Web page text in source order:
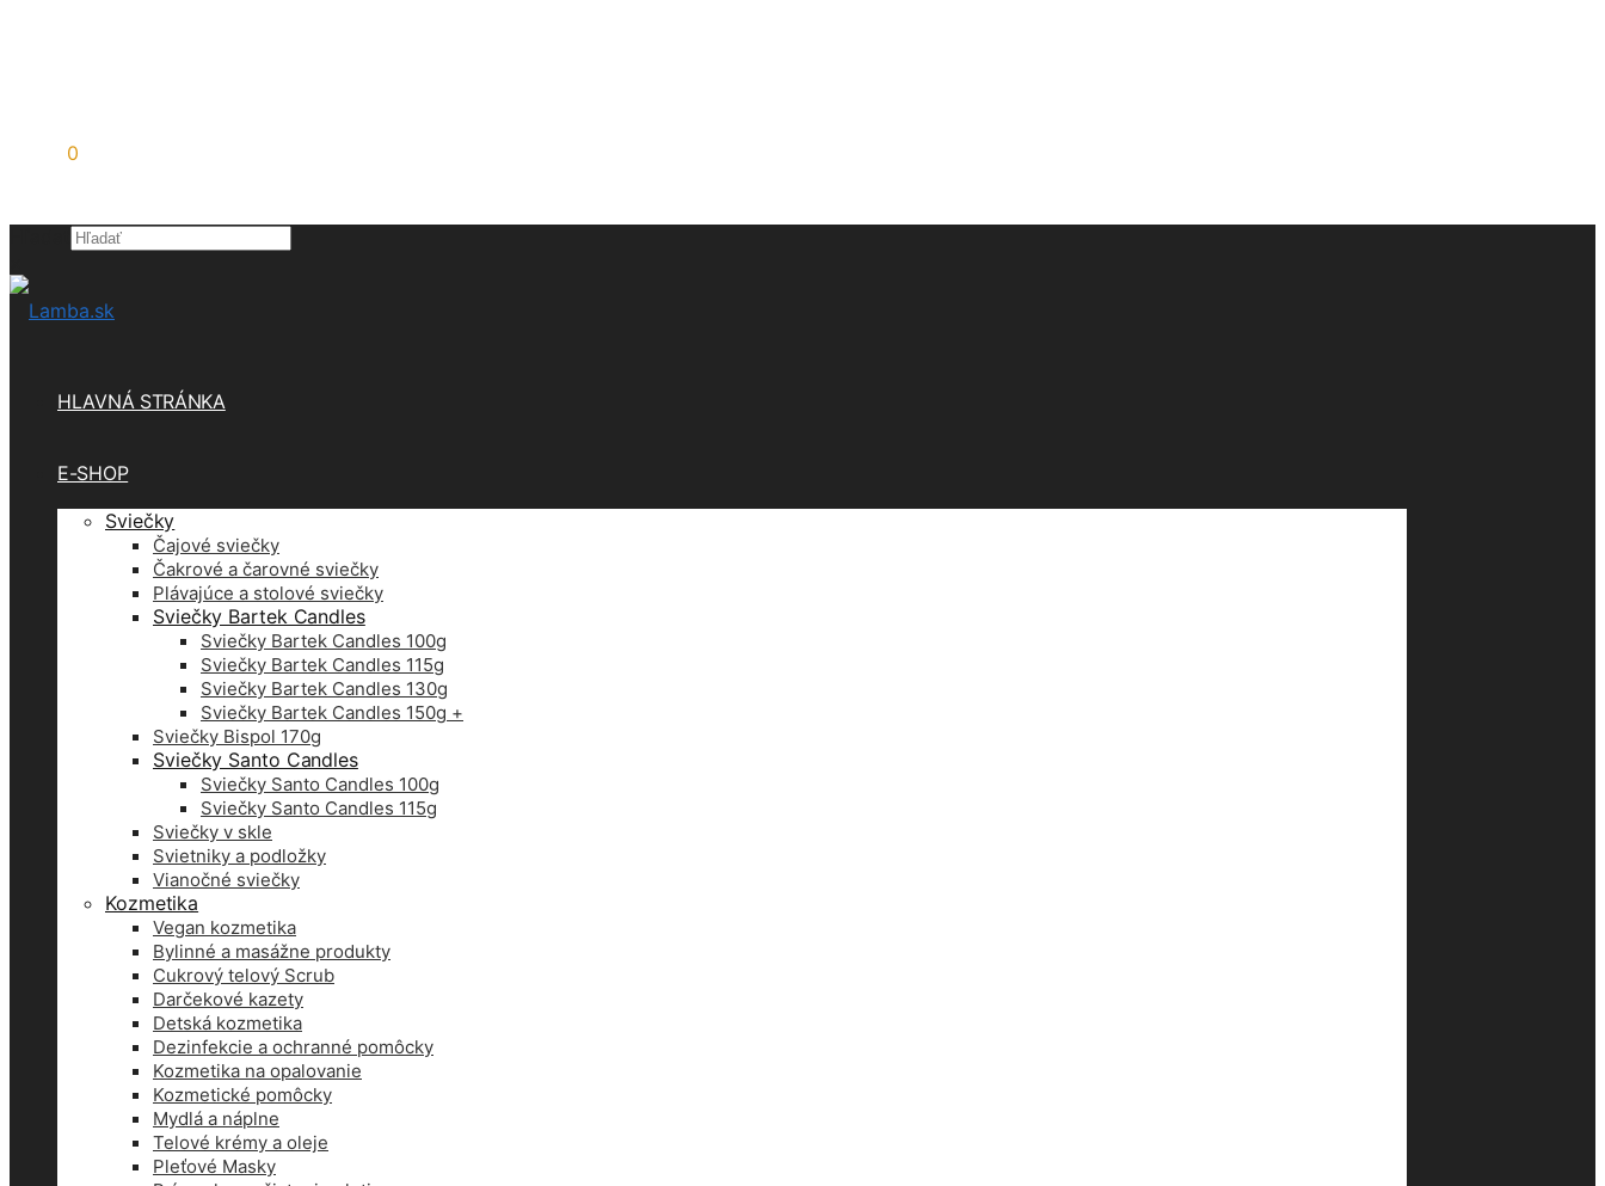
0
HLAVNÁ STRÁNKA
E-SHOP
Sviečky
Čajové sviečky
Čakrové a čarovné sviečky
Plávajúce a stolové sviečky
Sviečky Bartek Candles
Sviečky Bartek Candles 100g
Sviečky Bartek Candles 115g
Sviečky Bartek Candles 130g
Sviečky Bartek Candles 150g +
Sviečky Bispol 170g
Sviečky Santo Candles
Sviečky Santo Candles 100g
Sviečky Santo Candles 115g
Sviečky v skle
Svietniky a podložky
Vianočné sviečky
Kozmetika
Vegan kozmetika
Bylinné a masážne produkty
Cukrový telový Scrub
Darčekové kazety
Detská kozmetika
Dezinfekcie a ochranné pomôcky
Kozmetika na opalovanie
Kozmetické pomôcky
Mydlá a náplne
Telové krémy a oleje
Pleťové Masky